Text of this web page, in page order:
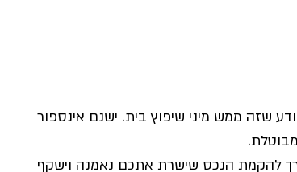
שזה ממש מיני שיפוץ בית. ישנם אינספור
בדרך להקמת הנכס שישרת אתכם נאמנה וישקף